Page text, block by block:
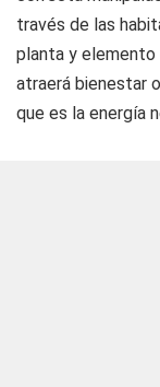
través de las
planta y
atraerá bienestar
que es la energía